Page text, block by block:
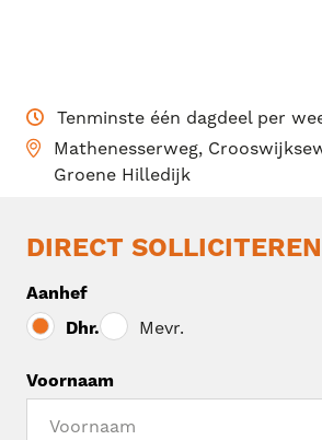
Tenminste één dagdeel per
Mathenesserweg,
Groene Hilledijk
DIRECT SOLLICITEREN
Aanhef
Dhr.
Mevr.
Voornaam